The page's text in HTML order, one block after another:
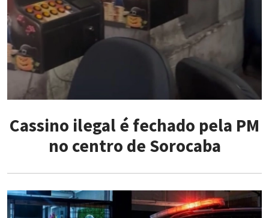
Cassino ilegal é fechado pela PM
no centro de Sorocaba